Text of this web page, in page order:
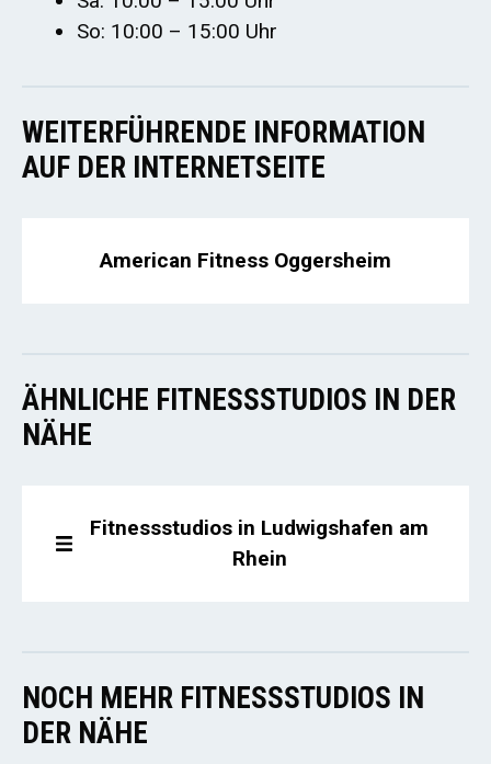
So: 10:00 – 15:00 Uhr
WEITERFÜHRENDE INFORMATION
AUF DER INTERNETSEITE
American Fitness Oggersheim
ÄHNLICHE FITNESSSTUDIOS IN DER
NÄHE
Fitnessstudios in Ludwigshafen am
Rhein
NOCH MEHR FITNESSSTUDIOS IN
DER NÄHE